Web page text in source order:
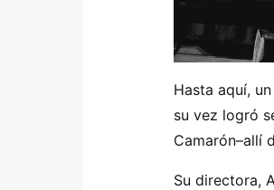
Hasta aquí,
su vez logró
Camarón–allí
Su directora,